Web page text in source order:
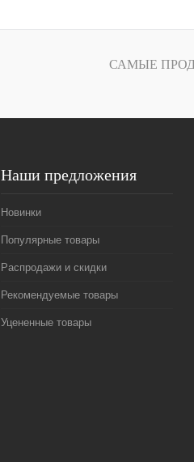
Купить в 1 клик
САМЫЕ
Наши предложения
Новинки
Популярные товары
Распродажи и скидки
Рекомендуемые товары
Уцененные товары